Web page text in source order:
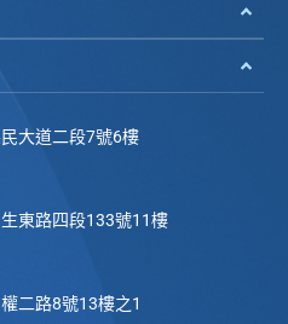
大道二段7號6樓
東路四段133號11樓
二路8號13樓之1